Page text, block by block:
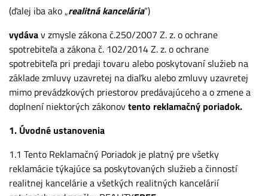
(ďalej iba ako „realitná kancelária“)
vydávav zmysle zákona č.250/2007 Z. z. o ochrane
spotrebiteľa a zákona č. 102/2014 Z. z. o ochrane
spotrebiteľa pri predaji tovaru alebo poskytovaní služieb na
základe zmluvy uzavretej na diaľku alebo zmluvy uzavretej
mimo prevádzkových priestorov predávajúceho a o zmene a
doplnení niektorých zákonovtento reklamačný poriadok.
1. Úvodné ustanovenia
1.1 Tento Reklamačný Poriadok je platný pre všetky
reklamácie týkajúce sa poskytovaných služieb a činností
realitnej kancelárie a všetkých realitných kancelárií